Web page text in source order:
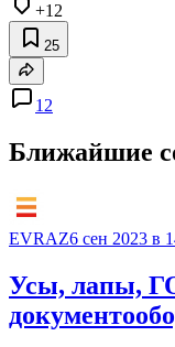
+12
25
12
Ближайшие
EVRAZ6 сен 2023 в
Усы, лапы,